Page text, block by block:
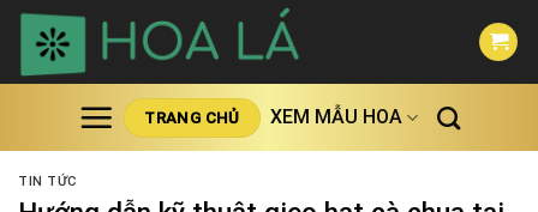
Skip
content
TRANG CHỦ XEM MẪU HOA
TIN TỨC